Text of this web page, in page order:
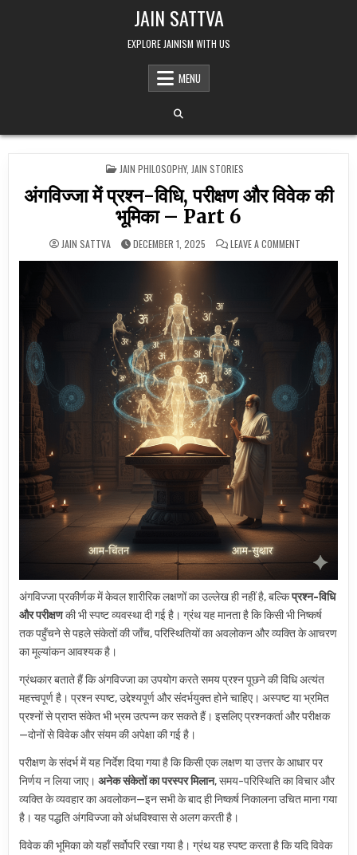
JAIN SATTVA
EXPLORE JAINISM WITH US
MENU
POSTED IN
JAIN PHILOSOPHY, JAIN STORIES
अंगविज्जा में प्रश्न-विधि, परीक्षण और विवेक की
भूमिका – Part 6
JAIN SATTVA DECEMBER 1, 2025 LEAVE A COMMENTON अंगविज्जा में
अंगविज्जा प्रकीर्णक में केवल शारीरिक लक्षणों का उल्लेख ही नहीं है, बल्किप्रश्न-विधि
और परीक्षणकी भी स्पष्ट व्यवस्था दी गई है। ग्रंथ यह मानता है कि किसी भी निष्कर्ष
तक पहुँचने से पहले संकेतों की जाँच, परिस्थितियों का अवलोकन और व्यक्ति के आचरण
का मूल्यांकन आवश्यक है।
ग्रंथकार बताते हैं कि अंगविज्जा का उपयोग करते समय प्रश्न पूछने की विधि अत्यंत
महत्त्वपूर्ण है। प्रश्न स्पष्ट, उद्देश्यपूर्ण और संदर्भयुक्त होने चाहिए। अस्पष्ट या भ्रमित
प्रश्नों से प्राप्त संकेत भी भ्रम उत्पन्न कर सकते हैं। इसलिए प्रश्नकर्ता और परीक्षक
—दोनों से विवेक और संयम की अपेक्षा की गई है।
परीक्षण के संदर्भ में यह निर्देश दिया गया है कि किसी एक लक्षण या उत्तर के आधार पर
निर्णय न लिया जाए।अनेक संकेतों का परस्पर मिलान, समय-परिस्थिति का विचार और
व्यक्ति के व्यवहार का अवलोकन—इन सभी के बाद ही निष्कर्ष निकालना उचित माना गया
है। यह पद्धति अंगविज्जा को अंधविश्वास से अलग करती है।
विवेक की भूमिका को यहाँ सर्वोपरि रखा गया है। ग्रंथ यह स्पष्ट करता है कि यदि विवेक